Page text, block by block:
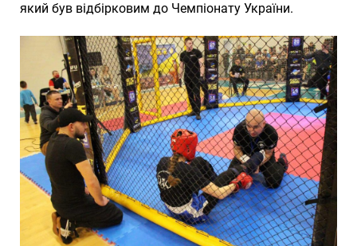
який був відбірковим до Чемпіонату України.